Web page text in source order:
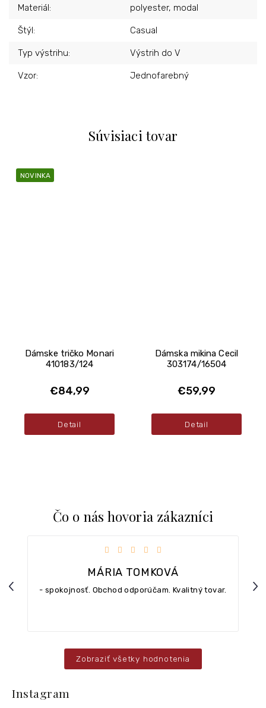
Súvisiaci tovar
NOVINKA
Dámske tričko Monari
410183/124
€84,99
Detail
Dámska mikina Cecil
303174/16504
€59,99
Detail
Materiál: polyester, modal
Štýl: Casual
Typ výstrihu: Výstrih do V
Vzor: Jednofarebný
Čo o nás hovoria zákazníci
Previous
MÁRIA TOMKOVÁ
Hodnotenie obchodu je 5 z 5 hviezdičiek.
- spokojnosť. Obchod odporúčam. Kvalitný tovar.
Zobraziť všetky hodnotenia
Instagram